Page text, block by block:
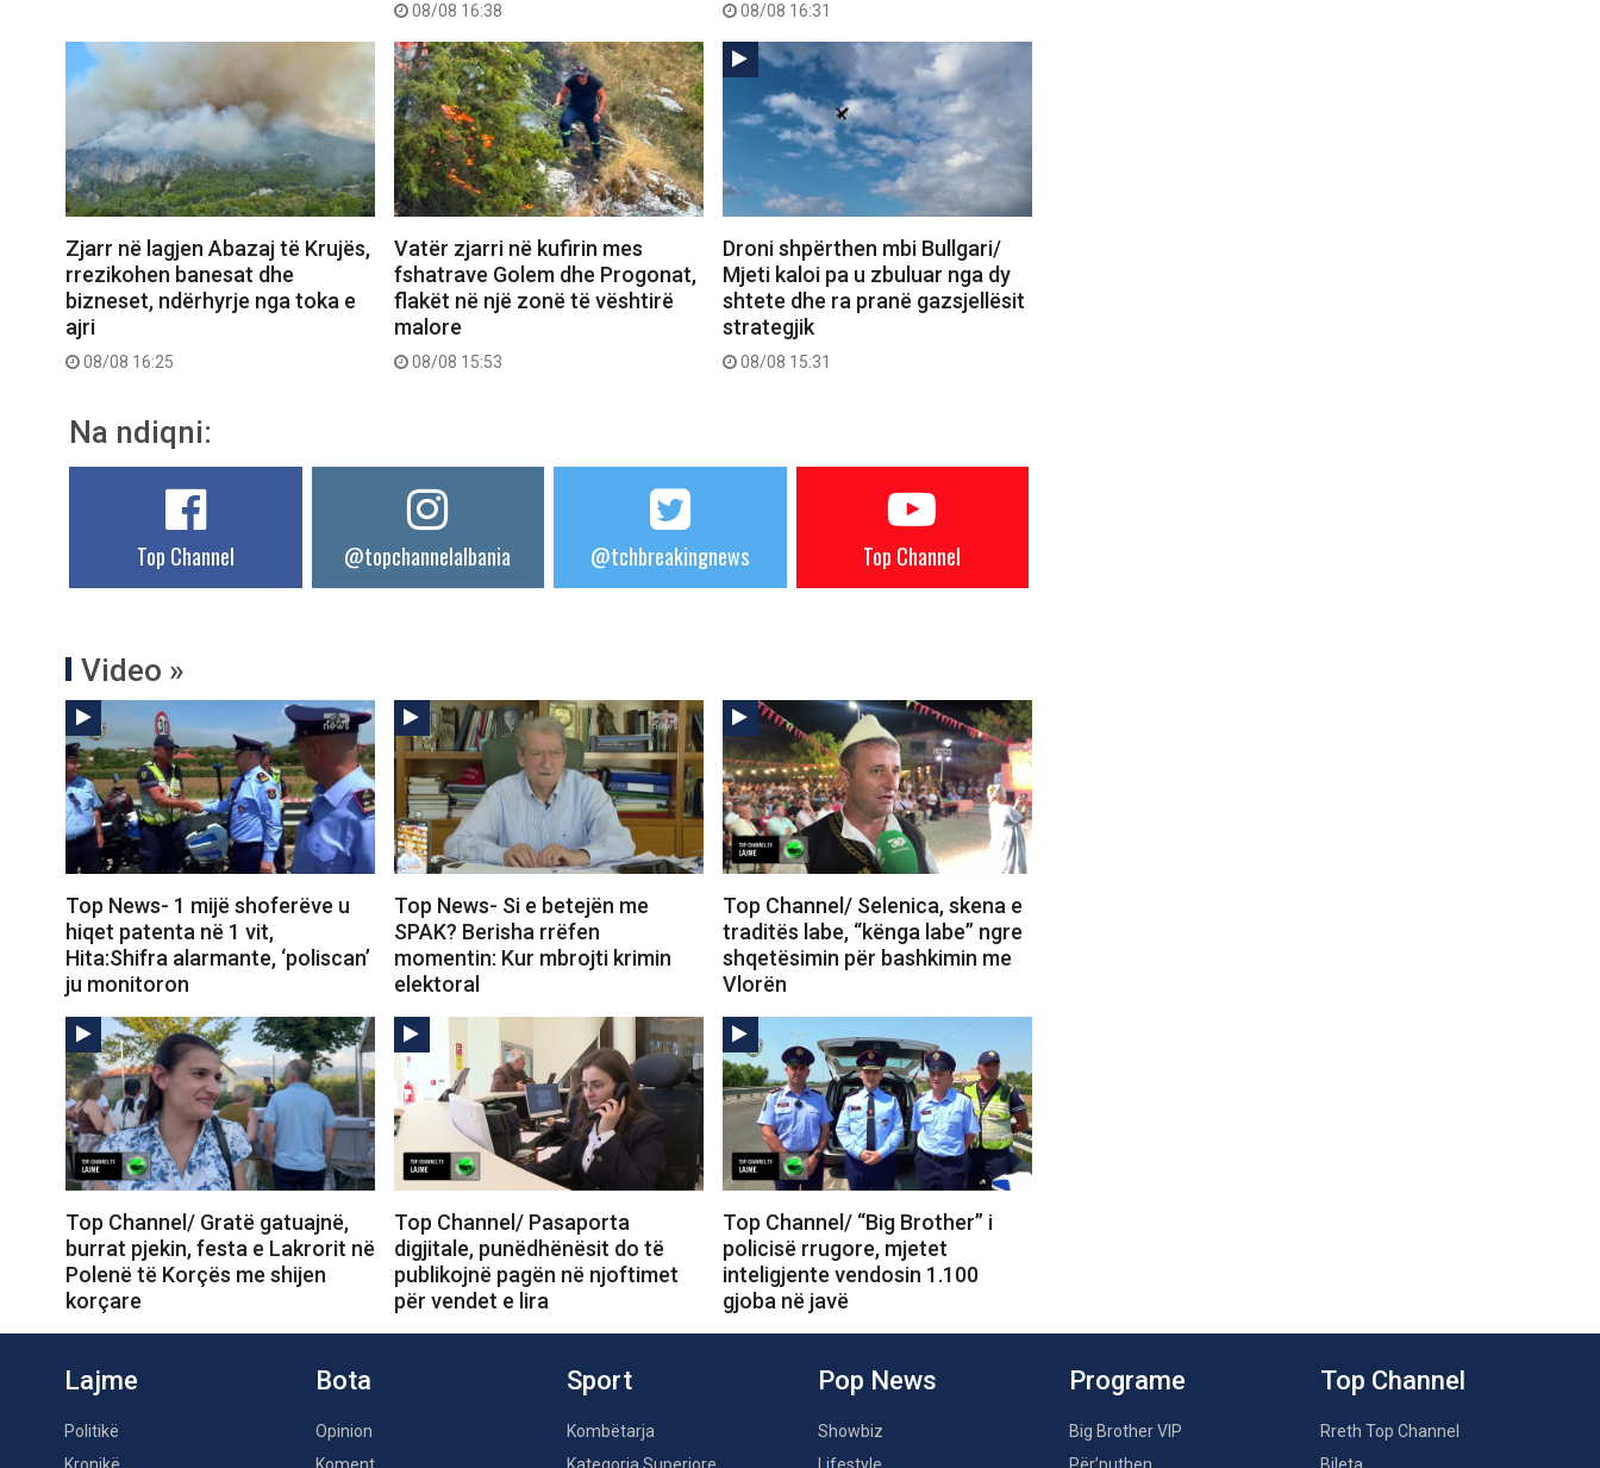
08/08 16:38 08/08 16:31
Zjarr në lagjen Abazaj të Krujës,
rrezikohen banesat dhe
bizneset, ndërhyrje nga toka e
ajri
08/08 16:25
Vatër zjarri në kufirin mes
fshatrave Golem dhe Progonat,
flakët në një zonë të vështirë
malore
08/08 15:53
Droni shpërthen mbi Bullgari/
Mjeti kaloi pa u zbuluar nga dy
shtete dhe ra pranë gazsjellësit
strategjik
08/08 15:31
Na ndiqni:
Top Channel @topchannelalbania @tchbreakingnews Top Channel
Video »
Top News- 1 mijë shoferëve u
hiqet patenta në 1 vit,
Hita:Shifra alarmante, ‘poliscan’
ju monitoron
Top News- Si e betejën me
SPAK? Berisha rrëfen
momentin: Kur mbrojti krimin
elektoral
Top Channel/ Selenica, skena e
traditës labe, “kënga labe” ngre
shqetësimin për bashkimin me
Vlorën
Top Channel/ Gratë gatuajnë,
burrat pjekin, festa e Lakrorit në
Polenë të Korçës me shijen
korçare
Top Channel/ Pasaporta
digjitale, punëdhënësit do të
publikojnë pagën në njoftimet
për vendet e lira
Top Channel/ “Big Brother” i
policisë rrugore, mjetet
inteligjente vendosin 1.100
gjoba në javë
Lajme
Politikë
Bota
Opinion
Sport
Kombëtarja
Pop News
Showbiz
Programe
Big Brother VIP
Top Channel
Rreth Top Channel